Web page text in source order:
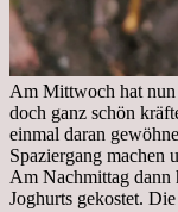
Am Mittwoch hat nun
doch ganz schön
einmal daran
Spaziergang machen
Am Nachmittag dann
Joghurts gekostet.